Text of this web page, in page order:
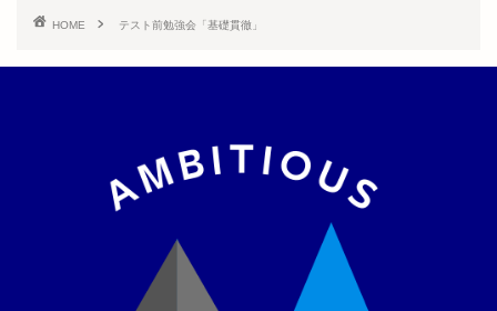
HOME テスト前勉強会「基礎貫徹」